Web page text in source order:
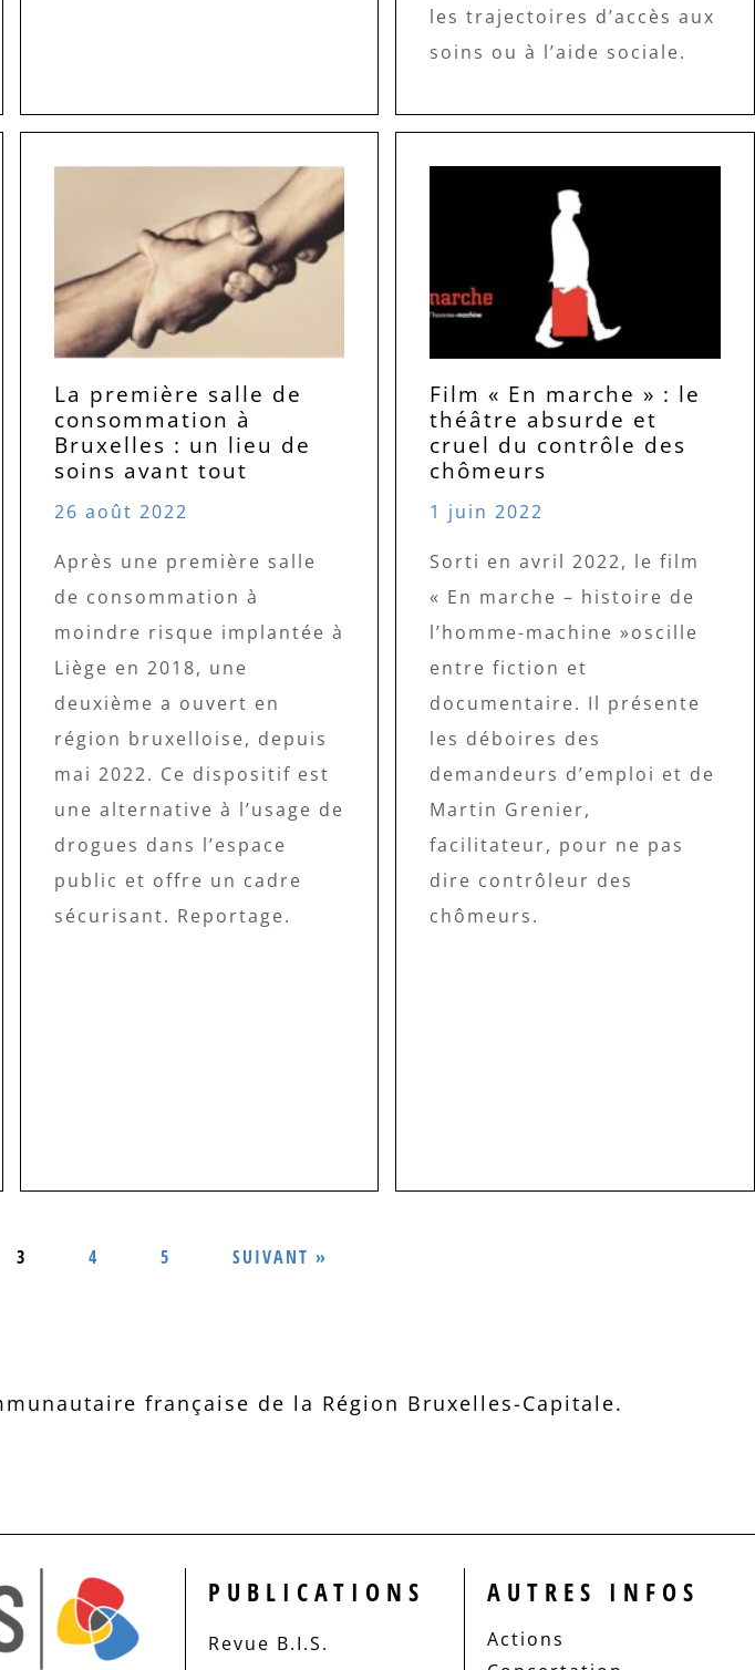
les trajectoires d’accès aux
soins ou à l’aide sociale.
La première salle de
consommation à
Bruxelles : un lieu de
soins avant tout
26 août 2022
Après une première salle
de consommation à
moindre risque implantée à
Liège en 2018, une
deuxième a ouvert en
région bruxelloise, depuis
mai 2022. Ce dispositif est
une alternative à l’usage de
drogues dans l’espace
public et offre un cadre
sécurisant. Reportage.
Film « En marche » : le
théâtre absurde et
cruel du contrôle des
chômeurs
1 juin 2022
Sorti en avril 2022, le film
« En marche – histoire de
l’homme-machine »oscille
entre fiction et
documentaire. Il présente
les déboires des
demandeurs d’emploi et de
Martin Grenier,
facilitateur, pour ne pas
dire contrôleur des
chômeurs.
3 4 5 SUIVANT »
française de la Région Bruxelles-Capitale.
PUBLICATIONS
Revue B.I.S.
AUTRES INFOS
Actions